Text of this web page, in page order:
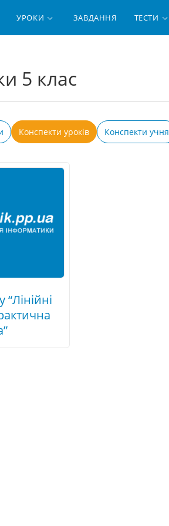
УРОКИ ЗАВДАННЯ ТЕСТИ
5 клас
Конспекти уроків Конспекти учня